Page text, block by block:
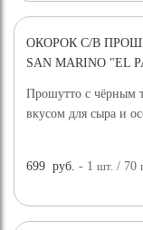
ОКОРОК С/В
SAN MARINO "EL
Прошутто с чёрным
вкусом для сыра и
699 руб. - 1шт. / 70